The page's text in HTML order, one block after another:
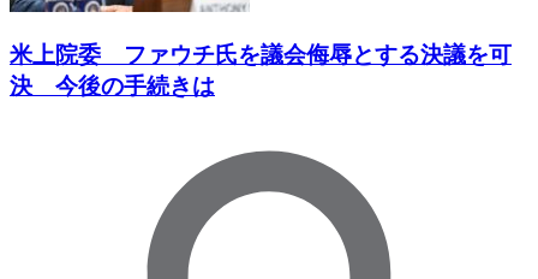
米上院委 ファウチ氏を議会侮辱とする決議を可
決 今後の手続きは